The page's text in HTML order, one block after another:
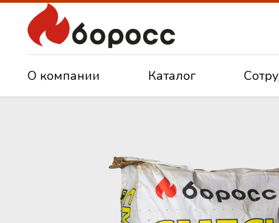
О компании Каталог